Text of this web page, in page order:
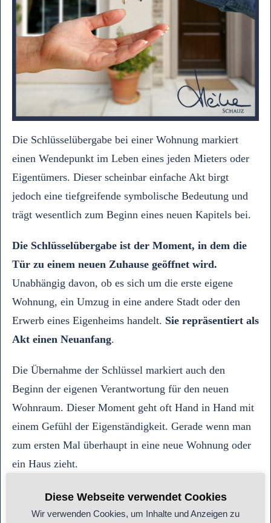
Die Schlüsselübergabe bei einer Wohnung markiert
einen Wendepunkt im Leben eines jeden Mieters oder
Eigentümers. Dieser scheinbar einfache Akt birgt
jedoch eine tiefgreifende symbolische Bedeutung und
trägt wesentlich zum Beginn eines neuen Kapitels bei.
Die Schlüsselübergabe ist der Moment, in dem die
Tür zu einem neuen Zuhause geöffnet wird.
Unabhängig davon, ob es sich um die erste eigene
Wohnung, ein Umzug in eine andere Stadt oder den
Erwerb eines Eigenheims handelt. Sie repräsentiert als
Akt einen Neuanfang.
Die Übernahme der Schlüssel markiert auch den
Beginn der eigenen Verantwortung für den neuen
Wohnraum. Dieser Moment geht oft Hand in Hand mit
einem Gefühl der Eigenständigkeit. Gerade wenn man
zum ersten Mal überhaupt in eine neue Wohnung oder
ein Haus zieht.
Die Verantwortung für den Schlüssel ist nicht nur
physisch, sondern symbolisiert auch die Verpflichtung,
Diese Webseite verwendet Cookies
Wir verwenden Cookies, um Inhalte und Anzeigen zu